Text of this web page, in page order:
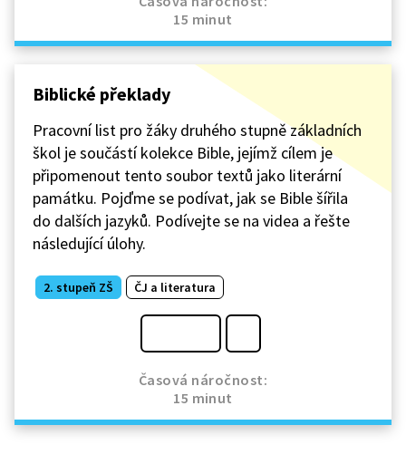
15 minut
Biblické překlady
Pracovní list pro žáky druhého stupně základních
škol je součástí kolekce Bible, jejímž cílem je
připomenout tento soubor textů jako literární
památku. Pojďme se podívat, jak se Bible šířila
do dalších jazyků. Podívejte se na videa a řešte
následující úlohy.
2. stupeň ZŠ ČJ a literatura
Časová náročnost:
15 minut